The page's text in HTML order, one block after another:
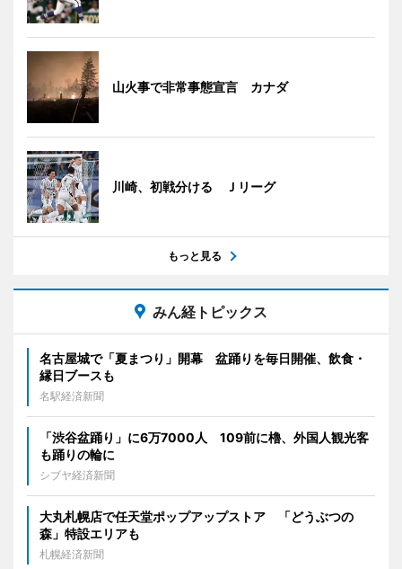
山火事で非常事態宣言 カナダ
川崎、初戦分ける Ｊリーグ
もっと見る
みん経トピックス
名古屋城で「夏まつり」開幕 盆踊りを毎日開催、飲食・
縁日ブースも
名駅経済新聞
「渋谷盆踊り」に6万7000人 109前に櫓、外国人観光客
も踊りの輪に
シブヤ経済新聞
大丸札幌店で任天堂ポップアップストア 「どうぶつの
森」特設エリアも
札幌経済新聞